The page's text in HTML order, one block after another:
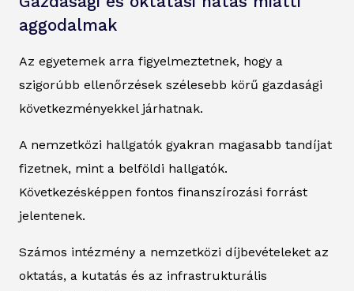
aggodalmak
Az egyetemek arra figyelmeztetnek, hogy a
szigorúbb ellenőrzések szélesebb körű gazdasági
következményekkel járhatnak.
A nemzetközi hallgatók gyakran magasabb tandíjat
fizetnek, mint a belföldi hallgatók.
Következésképpen fontos finanszírozási forrást
jelentenek.
Számos intézmény a nemzetközi díjbevételeket az
oktatás, a kutatás és az infrastrukturális